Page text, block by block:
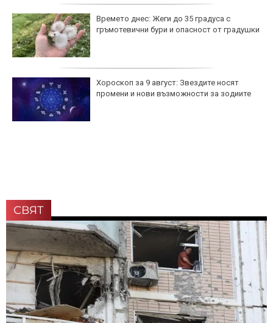
Времето днес: Жеги до 35 градуса с
гръмотевични бури и опасност от градушки
Хороскоп за 9 август: Звездите носят
промени и нови възможности за зодиите
СВЯТ